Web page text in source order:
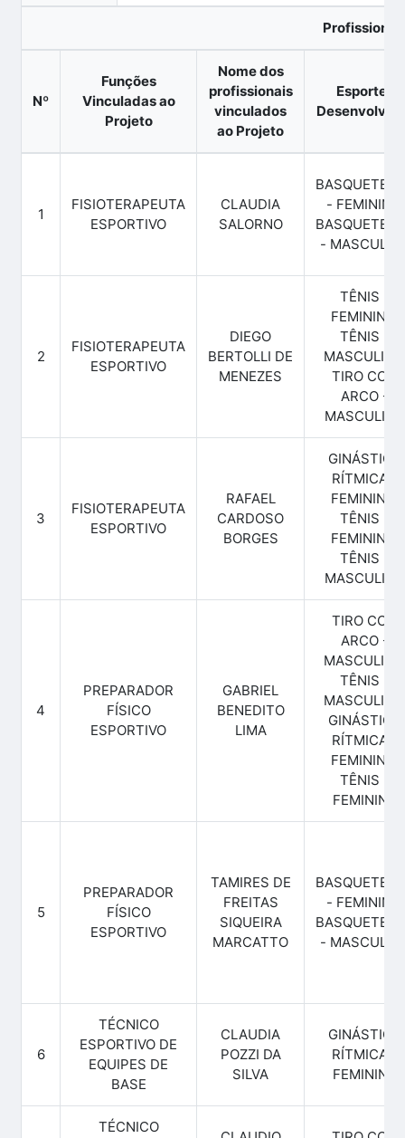
Nº
Funções
Vinculadas ao
Projeto
Nome dos
profissionais
vinculados
ao Projeto
Esportes
1
FISIOTERAPEUTA
ESPORTIVO
CLAUDIA
SALORNO
- FEMININO,
-
2
FISIOTERAPEUTA
ESPORTIVO
DIEGO
BERTOLLI DE
MENEZES
TÊNIS -
FEMININO,
TÊNIS -
TIRO COM
ARCO -
MASCULINO
3
FISIOTERAPEUTA
ESPORTIVO
RAFAEL
CARDOSO
BORGES
GINÁSTICA
RÍTMICA -
FEMININO,
TÊNIS -
FEMININO,
TÊNIS -
MASCULINO
4
PREPARADOR
FÍSICO
ESPORTIVO
GABRIEL
BENEDITO
LIMA
TIRO COM
ARCO -
TÊNIS -
GINÁSTICA
RÍTMICA -
FEMININO,
TÊNIS -
FEMININO
5
PREPARADOR
FÍSICO
ESPORTIVO
TAMIRES DE
FREITAS
SIQUEIRA
MARCATTO
- FEMININO,
-
6
TÉCNICO
ESPORTIVO DE
EQUIPES DE
BASE
CLAUDIA
POZZI DA
SILVA
GINÁSTICA
RÍTMICA -
FEMININO
TÉCNICO